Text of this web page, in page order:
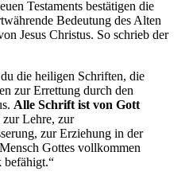
Testaments bestätigen die
Bedeutung des Alten
Jesus Christus. So schrieb der
die heiligen Schriften, die
zur Errettung durch den
Alle Schrift ist von Gott
Lehre, zur
zur Erziehung in der
Gottes vollkommen
befähigt.“